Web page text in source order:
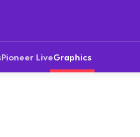
Pioneer LiveGraphics